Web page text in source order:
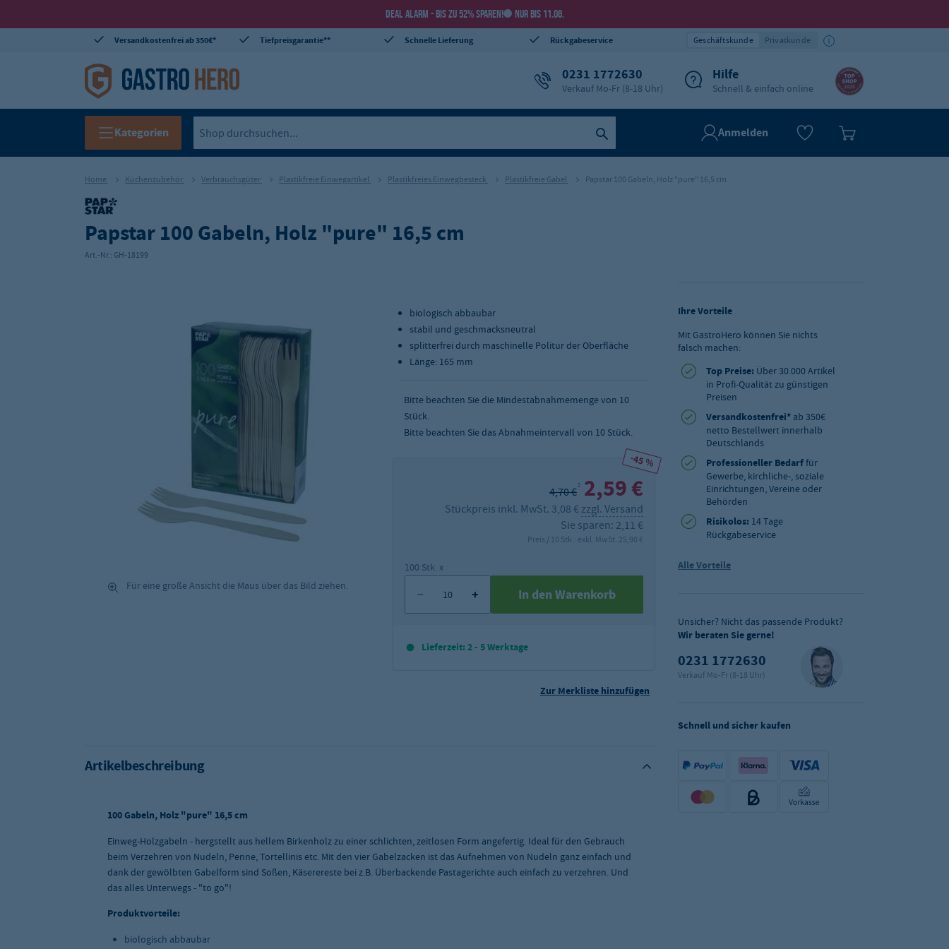
DEAL ALARM - BIS ZU 52% SPAREN! NUR BIS 11.08.
Versandkostenfrei ab 350€* Tiefpreisgarantie** Schnelle Lieferung Rückgabeservice Geschäftskunde Privatkunde
0231 1772630
Verkauf Mo-Fr (8-18 Uhr)
Hilfe
Schnell & einfach online
Kategorien Anmelden
Home Küchenzubehör Verbrauchsgüter Plastikfreie Einwegartikel Plastikfreies Einwegbesteck Plastikfreie Gabel Papstar 100 Gabeln, Holz "pure" 16,5 cm
Papstar 100 Gabeln, Holz "pure" 16,5 cm
Art.-Nr.: GH-18199
Für eine große Ansicht die Maus über das Bild ziehen.
biologisch abbaubar
stabil und geschmacksneutral
splitterfrei durch maschinelle Politur der Oberfläche
Länge: 165 mm
Bitte beachten Sie die Mindestabnahmemenge von 10
Stück.
Bitte beachten Sie das Abnahmeintervall von 10 Stück.
-45 %
4,70 €2 2,59 €
Stückpreis inkl. MwSt. 3,08 € zzgl. Versand
Sie sparen: 2,11 €
Preis / 10 Stk.: exkl. MwSt. 25,90 €
100 Stk. x
In den Warenkorb
Lieferzeit: 2 - 5 Werktage
Zur Merkliste hinzufügen
Artikelbeschreibung
100 Gabeln, Holz "pure" 16,5 cm
Einweg-Holzgabeln - hergstellt aus hellem Birkenholz zu einer schlichten, zeitlosen Form angefertig. Ideal für den Gebrauch
beim Verzehren von Nudeln, Penne, Tortellinis etc. Mit den vier Gabelzacken ist das Aufnehmen von Nudeln ganz einfach und
dank der gewölbten Gabelform sind Soßen, Käserereste bei z.B. Überbackende Pastagerichte auch einfach zu verzehren. Und
das alles Unterwegs - "to go"!
Produktvorteile:
biologisch abbaubar
Ihre Vorteile
Mit GastroHero können Sie nichts
falsch machen:
Top Preise: Über 30.000 Artikel
in Profi-Qualität zu günstigen
Preisen
Versandkostenfrei* ab 350€
netto Bestellwert innerhalb
Deutschlands
Professioneller Bedarffür
Gewerbe, kirchliche-, soziale
Einrichtungen, Vereine oder
Behörden
Risikolos: 14 Tage
Rückgabeservice
Alle Vorteile
Unsicher? Nicht das passende Produkt?
Wir beraten Sie gerne!
0231 1772630
Verkauf Mo-Fr (8-18 Uhr)
Schnell und sicher kaufen